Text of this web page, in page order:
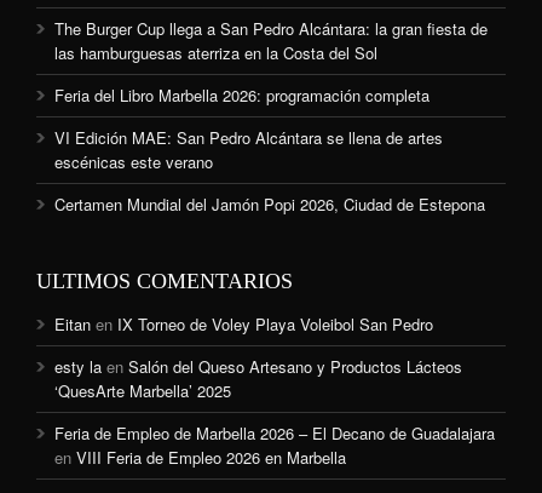
The Burger Cup llega a San Pedro Alcántara: la gran fiesta de
las hamburguesas aterriza en la Costa del Sol
Feria del Libro Marbella 2026: programación completa
VI Edición MAE: San Pedro Alcántara se llena de artes
escénicas este verano
Certamen Mundial del Jamón Popi 2026, Ciudad de Estepona
ULTIMOS COMENTARIOS
Eitan en IX Torneo de Voley Playa Voleibol San Pedro
esty la en Salón del Queso Artesano y Productos Lácteos
‘QuesArte Marbella’ 2025
Feria de Empleo de Marbella 2026 – El Decano de Guadalajara
en VIII Feria de Empleo 2026 en Marbella